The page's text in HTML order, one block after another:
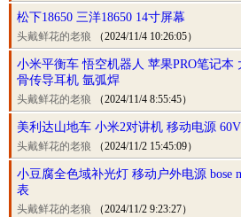
松下18650 三洋18650 14寸屏幕
头戴鲜花的老狼 （2024/11/4 10:26:05）
小米平衡车 悟空机器人 苹果PRO笔记本
骨传导耳机 氩弧焊
头戴鲜花的老狼 （2024/11/4 8:55:45）
美利达山地车 小米2对讲机 移动电源
头戴鲜花的老狼 （2024/11/2 15:45:09）
小豆腐全色域补光灯 移动户外电源 bose
表
头戴鲜花的老狼 （2024/11/2 9:23:27）